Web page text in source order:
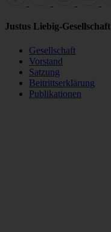
Justus Liebig-Gesellschaft
Gesellschaft
Vorstand
Satzung
Beitrittserklärung
Publikationen